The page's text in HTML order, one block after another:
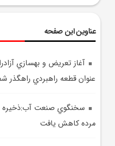
عناوین این صفحه
آغاز تعريض و بهسازي
عنوان قطعه راهبردي راهگذر
سخنگوي صنعت آب:ذخيره
مرده کاهش يافت